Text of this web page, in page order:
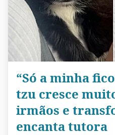
“Só a minha
tzu cresce
irmãos e
encanta tutora